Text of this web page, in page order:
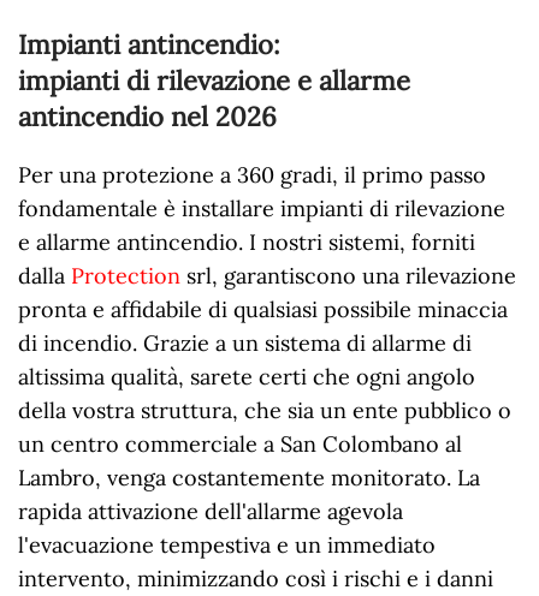
Impianti antincendio:
impianti di rilevazione e allarme
antincendio nel 2026
Per una protezione a 360 gradi, il primo passo
fondamentale è installare impianti di rilevazione
e allarme antincendio. I nostri sistemi, forniti
dalla Protection srl, garantiscono una rilevazione
pronta e affidabile di qualsiasi possibile minaccia
di incendio. Grazie a un sistema di allarme di
altissima qualità, sarete certi che ogni angolo
della vostra struttura, che sia un ente pubblico o
un centro commerciale a San Colombano al
Lambro, venga costantemente monitorato. La
rapida attivazione dell'allarme agevola
l'evacuazione tempestiva e un immediato
intervento, minimizzando così i rischi e i danni